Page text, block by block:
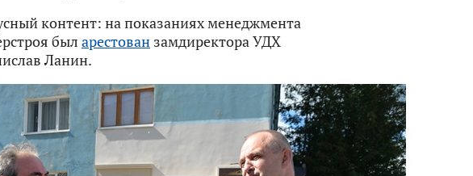
контент: на показаниях менеджмента
был арестован замдиректора УДХ
Ланин.